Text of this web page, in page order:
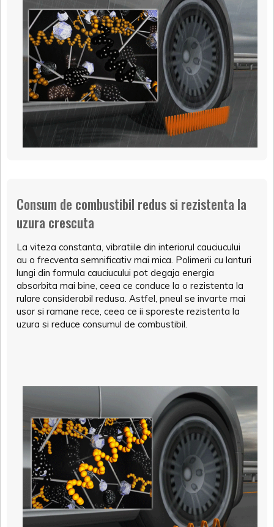
Consum de combustibil redus si rezistenta la
uzura crescuta
La viteza constanta, vibratiile din interiorul cauciucului
au o frecventa semnificativ mai mica. Polimerii cu lanturi
lungi din formula cauciucului pot degaja energia
absorbita mai bine, ceea ce conduce la o rezistenta la
rulare considerabil redusa. Astfel, pneul se invarte mai
usor si ramane rece, ceea ce ii sporeste rezistenta la
uzura si reduce consumul de combustibil.